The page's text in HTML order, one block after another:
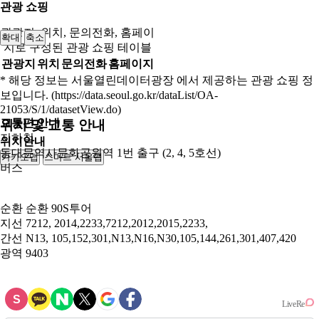
관광 쇼핑
관광지, 위치, 문의전화, 홈페이
지로 구성된 관광 쇼핑 테이블
관광지 위치 문의전화홈페이지
* 해당 정보는 서울열린데이터광장 에서 제공하는 관광 쇼핑 정
보입니다. (https://data.seoul.go.kr/dataList/OA-
21053/S/1/datasetView.do)
위치 및 교통 안내
위치안내
카카오맵 스마트 서울맵
250m
확대 축소
교통편 안내
지하철
동대문역사문화공원역 1번 출구 (2, 4, 5호선)
버스
순환 순환 90S투어
지선 7212, 2014,2233,7212,2012,2015,2233,
간선 N13, 105,152,301,N13,N16,N30,105,144,261,301,407,420
광역 9403